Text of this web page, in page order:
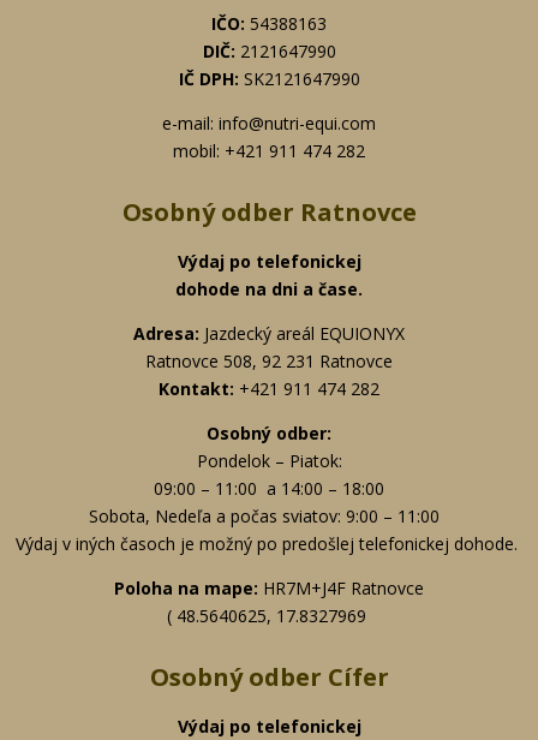
IČO: 54388163
DIČ: 2121647990
IČ DPH: SK2121647990
e-mail: info@nutri-equi.com
mobil: +421 911 474 282
Osobný odber Ratnovce
Výdaj po telefonickej
dohode na dni a čase.
Adresa: Jazdecký areál EQUIONYX
Ratnovce 508, 92 231 Ratnovce
Kontakt: +421 911 474 282
Osobný odber:
Pondelok – Piatok:
09:00 – 11:00 a 14:00 – 18:00
Sobota, Nedeľa a počas sviatov: 9:00 – 11:00
Výdaj v iných časoch je možný po predošlej telefonickej dohode.
Poloha na mape: HR7M+J4F Ratnovce
( 48.5640625, 17.8327969
Osobný odber Cífer
Výdaj po telefonickej